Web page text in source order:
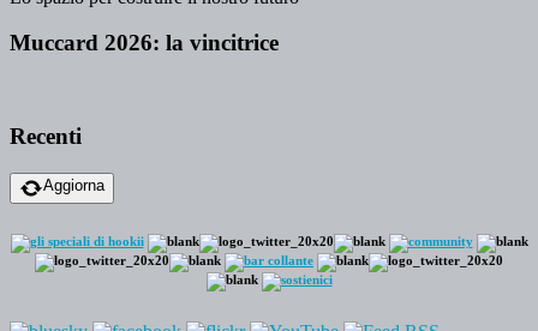
Muccard 2026: la vincitrice
Recenti
Aggiorna